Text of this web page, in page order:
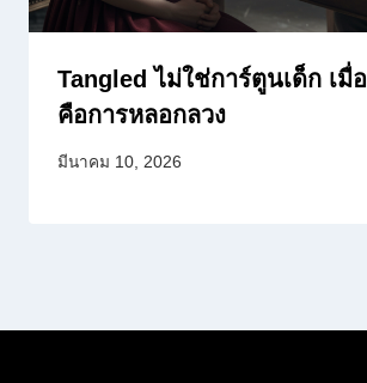
Tangled ไม่ใช่การ์ตูนเด็ก เมื่
คือการหลอกลวง
มีนาคม 10, 2026